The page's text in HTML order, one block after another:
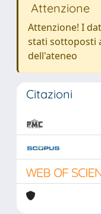
Attenzione
Attenzione! I
stati sottoposti
dell'ateneo
Citazioni